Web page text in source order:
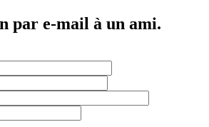
par e-mail à un ami.